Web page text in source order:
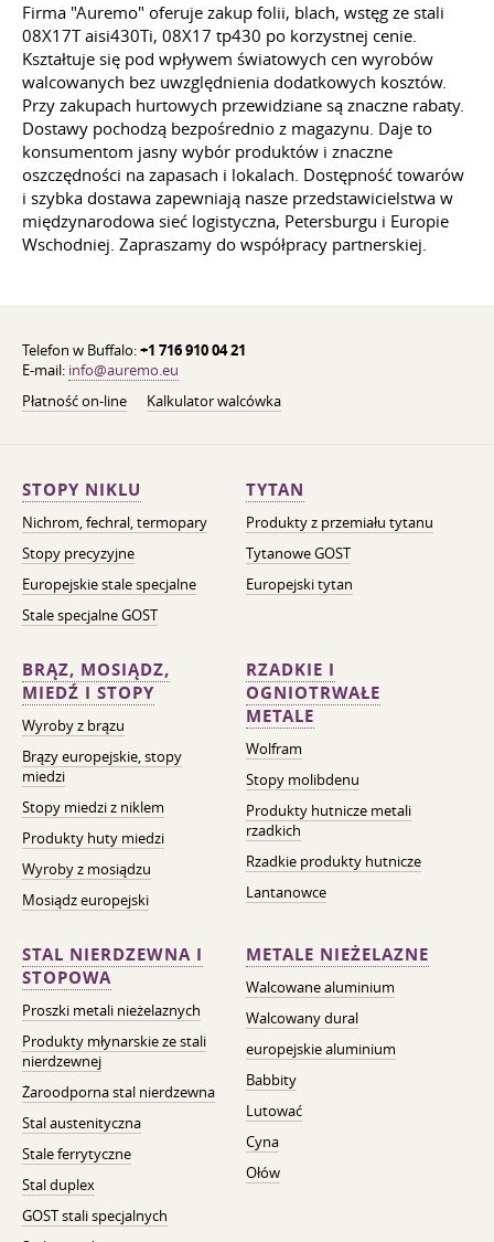
Firma "Auremo" oferuje zakup folii, blach, wstęg ze stali
08X17T aisi430Ti, 08X17 tp430 po korzystnej cenie.
Kształtuje się pod wpływem światowych cen wyrobów
walcowanych bez uwzględnienia dodatkowych kosztów.
Przy zakupach hurtowych przewidziane są znaczne rabaty.
Dostawy pochodzą bezpośrednio z magazynu. Daje to
konsumentom jasny wybór produktów i znaczne
oszczędności na zapasach i lokalach. Dostępność towarów
i szybka dostawa zapewniają nasze przedstawicielstwa w
międzynarodowa sieć logistyczna, Petersburgu i Europie
Wschodniej. Zapraszamy do współpracy partnerskiej.
Telefon w Buffalo:+1 716 910 04 21
E-mail: info@auremo.eu
Płatność on-line
Kalkulator walcówka
STOPY NIKLU
Nichrom, fechral, termopary
Stopy precyzyjne
Europejskie stale specjalne
Stale specjalne GOST
TYTAN
Produkty z przemiału tytanu
Tytanowe GOST
Europejski tytan
BRĄZ, MOSIĄDZ,
MIEDŹ I STOPY
Wyroby z brązu
Brązy europejskie, stopy
miedzi
Stopy miedzi z niklem
Produkty huty miedzi
Wyroby z mosiądzu
Mosiądz europejski
RZADKIE I
OGNIOTRWAŁE
METALE
Wolfram
Stopy molibdenu
Produkty hutnicze metali
rzadkich
Rzadkie produkty hutnicze
Lantanowce
STAL NIERDZEWNA I
STOPOWA
Proszki metali nieżelaznych
Produkty młynarskie ze stali
nierdzewnej
Żaroodporna stal nierdzewna
Stal austenityczna
Stale ferrytyczne
Stal duplex
GOST stali specjalnych
METALE NIEŻELAZNE
Walcowane aluminium
Walcowany dural
europejskie aluminium
Babbity
Lutować
Cyna
Ołów